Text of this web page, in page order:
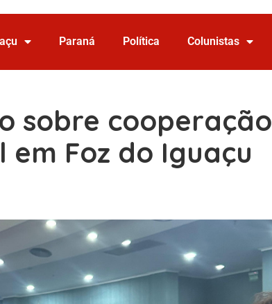
Paraná Política Colunistas
sobre cooperação
Foz do Iguaçu